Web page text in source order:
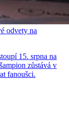
odvety na
15. srpna na
zůstává v
fanoušci.